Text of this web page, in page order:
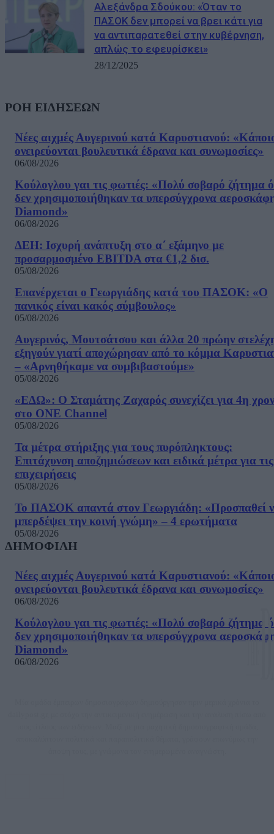
Αλεξάνδρα Σδούκου: «Όταν το
ΠΑΣΟΚ δεν μπορεί να βρει κάτι για
να αντιπαρατεθεί στην κυβέρνηση,
απλώς το εφευρίσκει»
28/12/2025
ΡΟΗ ΕΙΔΗΣΕΩΝ
Νέες αιχμές Αυγερινού κατά Καρυστιανού:
ονειρεύονται βουλευτικά έδρανα και συνωμοσίες»
06/08/2026
Κούλογλου γαι τις φωτιές: «Πολύ σοβαρό ζήτημα
δεν χρησιμοποιήθηκαν τα υπερσύγχρονα
Diamond»
06/08/2026
ΔΕΗ: Ισχυρή ανάπτυξη στο α΄ εξάμηνο με
προσαρμοσμένο EBITDA στα €1,2 δισ.
05/08/2026
Επανέρχεται ο Γεωργιάδης κατά του ΠΑΣΟΚ: «Ο
πανικός είναι κακός σύμβουλος»
05/08/2026
Αυγερινός, Μουτσάτσου και άλλα 20 πρώην
εξηγούν γιατί αποχώρησαν από το κόμμα
– «Αρνηθήκαμε να συμβιβαστούμε»
05/08/2026
«ΕΔΩ»: Ο Σταμάτης Ζαχαρός συνεχίζει για 4η
στο ONE Channel
05/08/2026
Τα μέτρα στήριξης για τους πυρόπληκτους:
Επιτάχυνση αποζημιώσεων και ειδικά μέτρα για τις
επιχειρήσεις
05/08/2026
Το ΠΑΣΟΚ απαντά στον Γεωργιάδη: «Προσπαθεί
μπερδέψει την κοινή γνώμη» – 4 ερωτήματα
05/08/2026
ΔΗΜΟΦΙΛΗ
Νέες αιχμές Αυγερινού κατά Καρυστιανού:
ονειρεύονται βουλευτικά έδρανα και συνωμοσίες»
06/08/2026
Κούλογλου γαι τις φωτιές: «Πολύ σοβαρό ζήτημα
δεν χρησιμοποιήθηκαν τα υπερσύγχρονα
Diamond»
06/08/2026